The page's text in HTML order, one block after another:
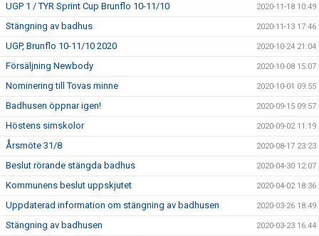
UGP 1 / TYR Sprint Cup Brunflo 10-11/10 2020-11-18 10:49
Stängning av badhus 2020-11-13 17:46
UGP, Brunflo 10-11/10 2020 2020-10-24 21:04
Försäljning Newbody 2020-10-08 15:07
Nominering till Tovas minne 2020-10-01 09:55
Badhusen öppnar igen! 2020-09-15 09:57
Höstens simskolor 2020-09-02 11:19
Årsmöte 31/8 2020-08-17 23:23
Beslut rörande stängda badhus 2020-04-30 12:07
Kommunens beslut uppskjutet 2020-04-02 18:36
Uppdaterad information om stängning av badhusen 2020-03-26 18:49
Stängning av badhusen 2020-03-23 16:44